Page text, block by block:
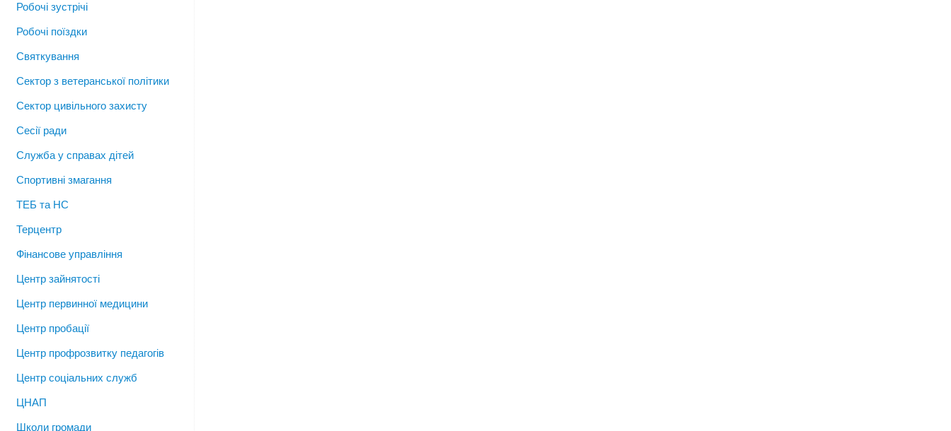
Робочі зустрічі
Робочі поїздки
Святкування
Сектор з ветеранської політики
Сектор цивільного захисту
Сесії ради
Служба у справах дітей
Спортивні змагання
ТЕБ та НС
Терцентр
Фінансове управління
Центр зайнятості
Центр первинної медицини
Центр пробації
Центр профрозвитку педагогів
Центр соціальних служб
ЦНАП
Школи громади